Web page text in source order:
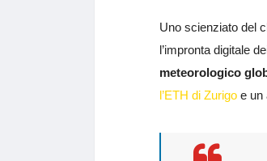
Uno scienziato del
l’impronta digitale
meteorologico
l’ETH di Zurigo e un